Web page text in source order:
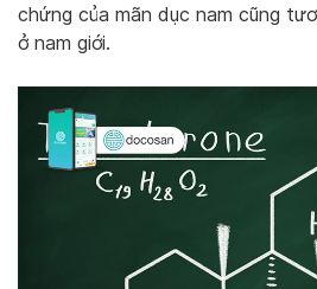
chứng của mãn dục nam cũng
ở nam giới.